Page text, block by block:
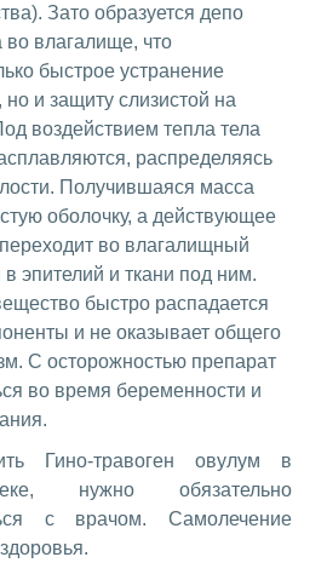
Зато образуется депо
во влагалище, что
быстрое устранение
и защиту слизистой на
воздействием тепла тела
распределяясь
Получившаяся масса
оболочку, а действующее
во влагалищный
в эпителий и ткани под ним.
быстро распадается
и не оказывает общего
С осторожностью препарат
во время беременности и
Гино-травоген овулум в
нужно обязательно
с врачом. Самолечение